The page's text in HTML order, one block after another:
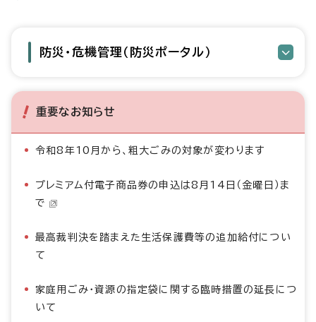
防災・危機管理（防災ポータル）
重要なお知らせ
令和8年10月から、粗大ごみの対象が変わります
プレミアム付電子商品券の申込は8月14日（金曜日）ま
で
最高裁判決を踏まえた生活保護費等の追加給付につい
て
家庭用ごみ・資源の指定袋に関する臨時措置の延長につ
いて